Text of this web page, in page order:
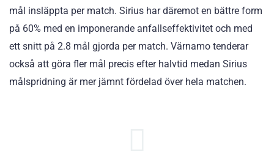
mål insläppta per match. Sirius har däremot en bättre form
på 60% med en imponerande anfallseffektivitet och med
ett snitt på 2.8 mål gjorda per match. Värnamo tenderar
också att göra fler mål precis efter halvtid medan Sirius
målspridning är mer jämnt fördelad över hela matchen.